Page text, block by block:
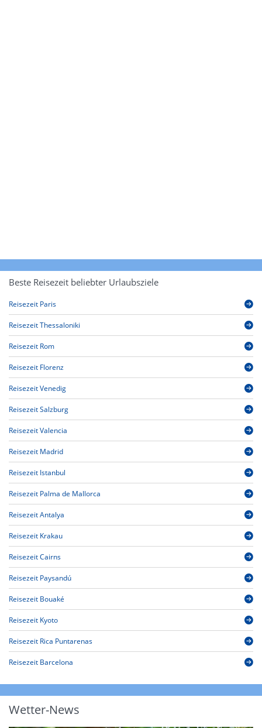
Beste Reisezeit beliebter Urlaubsziele
Reisezeit Paris
Reisezeit Thessaloniki
Reisezeit Rom
Reisezeit Florenz
Reisezeit Venedig
Reisezeit Salzburg
Reisezeit Valencia
Reisezeit Madrid
Reisezeit Istanbul
Reisezeit Palma de Mallorca
Reisezeit Antalya
Reisezeit Krakau
Reisezeit Cairns
Reisezeit Paysandú
Reisezeit Bouaké
Reisezeit Kyoto
Reisezeit Rica Puntarenas
Reisezeit Barcelona
Wetter-News